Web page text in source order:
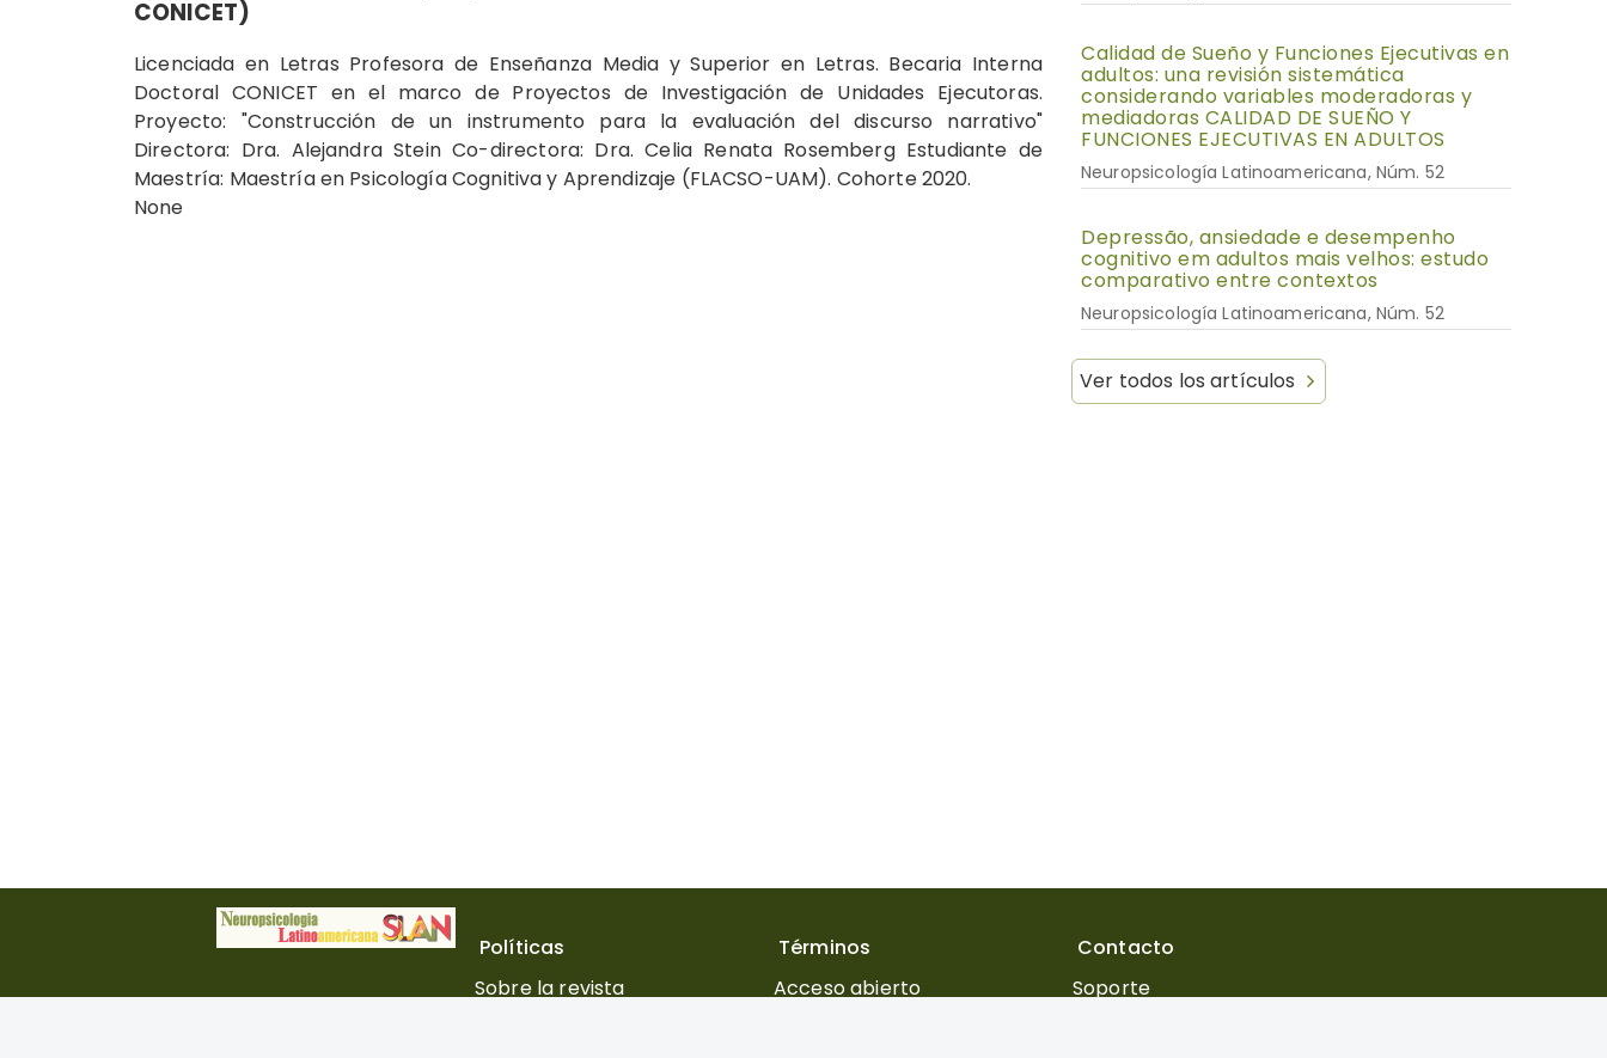
CONICET)
Licenciada en Letras Profesora de Enseñanza Media y Superior en Letras. Becaria Interna
Doctoral CONICET en el marco de Proyectos de Investigación de Unidades Ejecutoras.
Proyecto: "Construcción de un instrumento para la evaluación del discurso narrativo"
Directora: Dra. Alejandra Stein Co-directora: Dra. Celia Renata Rosemberg Estudiante de
Maestría: Maestría en Psicología Cognitiva y Aprendizaje (FLACSO-UAM). Cohorte 2020.
None
Calidad de Sueño y Funciones Ejecutivas en
adultos: una revisión sistemática
considerando variables moderadoras y
mediadoras CALIDAD DE SUEÑO Y
FUNCIONES EJECUTIVAS EN ADULTOS
Neuropsicología Latinoamericana, Núm. 52
Depressão, ansiedade e desempenho
cognitivo em adultos mais velhos: estudo
comparativo entre contextos
Neuropsicología Latinoamericana, Núm. 52
Ver todos los artículos
Políticas
Sobre la revista
Términos
Acceso abierto
Contacto
Soporte